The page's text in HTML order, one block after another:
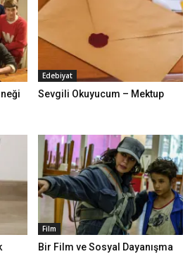
Edebiyat
Sevgili Okuyucum – Mektup
Film
Bir Film ve Sosyal Dayanışma